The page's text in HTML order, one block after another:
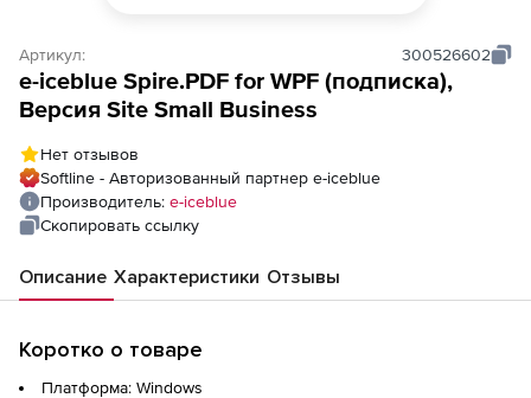
Артикул: 300526602
e-iceblue Spire.PDF for WPF (подписка),
Версия Site Small Business
Нет отзывов
Softline - Авторизованный партнер e-iceblue
Производитель: e-iceblue
Скопировать ссылку
Описание Характеристики Отзывы
Коротко о товаре
Платформа: Windows